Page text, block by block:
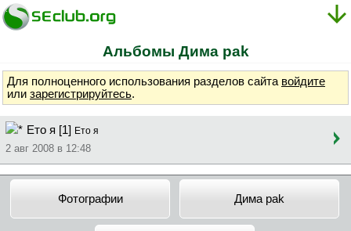
Альбомы Димa pak
Для полноценного использования разделов сайта войдите
или зарегистрируйтесь.
Ето я [1] Ето я
2 авг 2008 в 12:48
Фотографии Димa pak